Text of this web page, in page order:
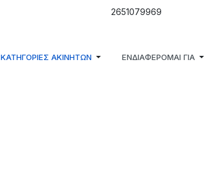
2651079969
ΚΑΤΗΓΟΡΙΕΣ ΑΚΙΝΗΤΩΝ ΕΝΔΙΑΦΕΡΟΜΑΙ ΓΙΑ